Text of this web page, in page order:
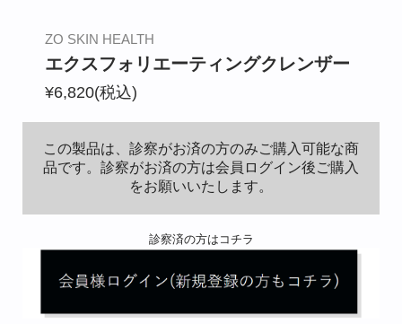
ZO SKIN HEALTH
エクスフォリエーティングクレンザー
¥6,820(税込)
この製品は、診察がお済の方のみご購入可能な商
品です。診察がお済の方は会員ログイン後ご購入
をお願いいたします。
診察済の方はコチラ